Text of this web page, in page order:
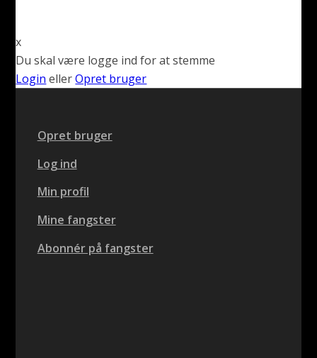
x
Du skal være logge ind for at stemme
Login ellerOpret bruger
Opret bruger
Log ind
Min profil
Mine fangster
Abonnér på fangster